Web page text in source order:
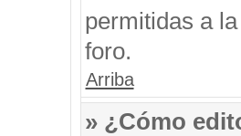
permitidas a
foro.
Arriba
» ¿Cómo